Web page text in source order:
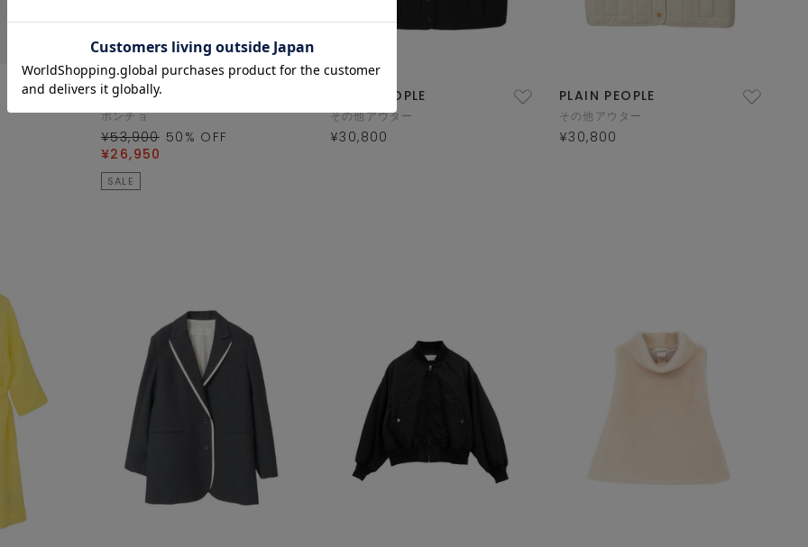
PLAIN PEOPLE
ポンチョ
¥53,900 50 % OFF
¥26,950
SALE
PLAIN PEOPLE
その他アウター
¥30,800
PLAIN PEOPLE
その他アウター
¥30,800